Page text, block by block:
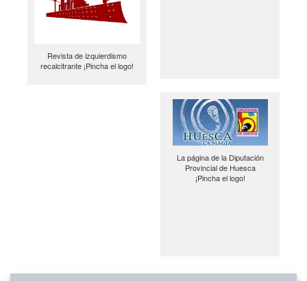
Revista de izquierdismo
recalcitrante ¡Pincha el logo!
La página de la Diputación
Provincial de Huesca
¡Pincha el logo!